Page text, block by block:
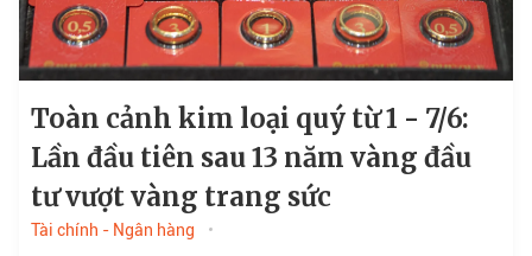
Toàn cảnh kim loại quý từ 1 - 7/6:
Lần đầu tiên sau 13 năm vàng đầu
tư vượt vàng trang sức
Tài chính - Ngân hàng